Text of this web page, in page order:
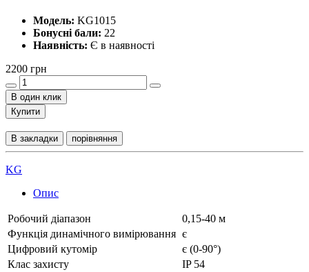
Модель: KG1015
Бонусні бали: 22
Наявність: Є в наявності
2200 грн
В один клик
Купити
В закладки порівняння
KG
Опис
Робочий діапазон
0,15-40 м
Функція динамічного вимірювання є
Цифровий кутомір
є (0-90°)
Клас захисту
IP 54